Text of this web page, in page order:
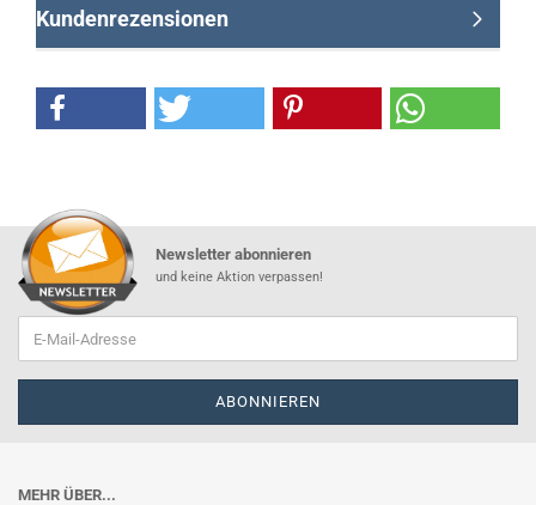
Kundenrezensionen
Newsletter abonnieren
und keine Aktion verpassen!
MEHR ÜBER...